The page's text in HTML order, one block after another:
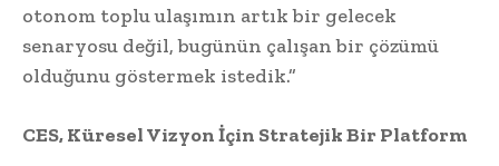
otonom toplu ulaşımın artık bir gelecek
senaryosu değil, bugünün çalışan bir çözümü
olduğunu göstermek istedik.”
CES, Küresel Vizyon İçin Stratejik Bir Platform